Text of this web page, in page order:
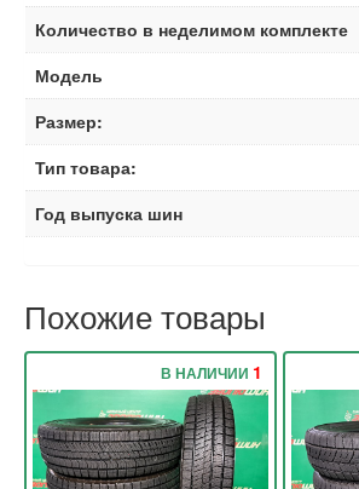
Количество в неделимом комплекте
Модель
Размер:
Тип товара:
Год выпуска шин
Похожие товары
В НАЛИЧИИ 1